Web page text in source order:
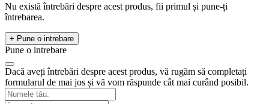
Nu există întrebări despre acest produs, fii primul și pune-ți
întrebarea.
+ Pune o intrebare
Pune o intrebare
Dacă aveți întrebări despre acest produs, vă rugăm să completați
formularul de mai jos și vă vom răspunde cât mai curând posibil.